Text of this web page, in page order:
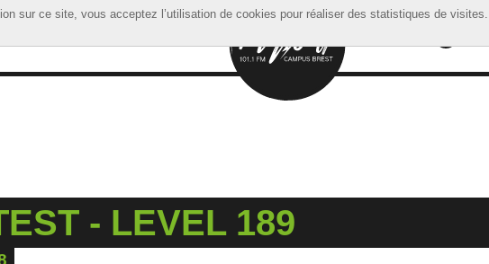
sur ce site, vous acceptez l’utilisation de cookies pour réaliser des statistiques de visites.
sur ce site, vous acceptez l’utilisation de cookies pour réaliser des statistiques de visites.
- LEVEL 189